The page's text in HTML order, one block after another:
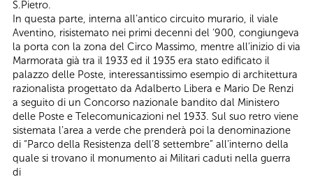
S.Pietro.
In questa parte, interna all’antico circuito murario, il viale
Aventino, risistemato nei primi decenni del ‘900, congiungeva
la porta con la zona del Circo Massimo, mentre all’inizio di via
Marmorata già tra il 1933 ed il 1935 era stato edificato il
palazzo delle Poste, interessantissimo esempio di architettura
razionalista progettato da Adalberto Libera e Mario De Renzi
a seguito di un Concorso nazionale bandito dal Ministero
delle Poste e Telecomunicazioni nel 1933. Sul suo retro viene
sistemata l’area a verde che prenderà poi la denominazione
di “Parco della Resistenza dell’8 settembre” all’interno della
quale si trovano il monumento ai Militari caduti nella guerra
di